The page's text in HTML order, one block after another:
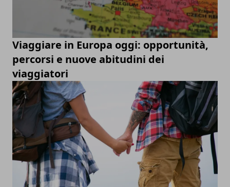
Viaggiare in Europa oggi: opportunità,
percorsi e nuove abitudini dei
viaggiatori